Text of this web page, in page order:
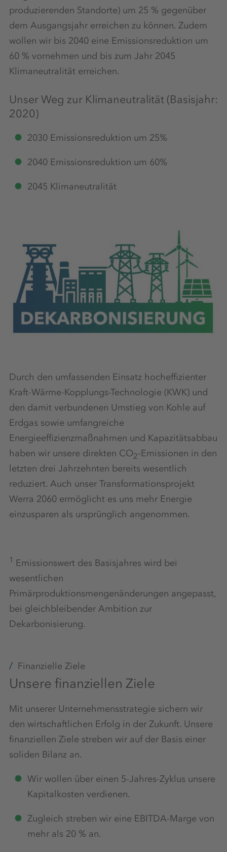
produzierenden Standorte) um 25 % gegenüber
dem Ausgangsjahr erreichen zu können. Zudem
wollen wir bis 2040 eine Emissionsreduktion um
60 % vornehmen und bis zum Jahr 2045
Klimaneutralität erreichen.
Unser Weg zur Klimaneutralität (Basisjahr:
2020)
2030 Emissionsreduktion um 25%
2040 Emissionsreduktion um 60%
2045 Klimaneutralität
Durch den umfassenden Einsatz hocheffizienter
Kraft-Wärme-Kopplungs-Technologie (KWK) und
den damit verbundenen Umstieg von Kohle auf
Erdgas sowie umfangreiche
Energieeffizienzmaßnahmen und Kapazitätsabbau
haben wir unsere direkten CO2-Emissionen in den
letzten drei Jahrzehnten bereits wesentlich
reduziert. Auch unser Transformationsprojekt
Werra 2060 ermöglicht es uns mehr Energie
einzusparen als ursprünglich angenommen.
1 Emissionswert des Basisjahres wird bei
wesentlichen
Primärproduktionsmengenänderungen angepasst,
bei gleichbleibender Ambition zur
Dekarbonisierung.
Finanzielle Ziele
Unsere finanziellen Ziele
Mit unserer Unternehmensstrategie sichern wir
den wirtschaftlichen Erfolg in der Zukunft. Unsere
finanziellen Ziele streben wir auf der Basis einer
soliden Bilanz an.
Wir wollen über einen 5-Jahres-Zyklus unsere
Kapitalkosten verdienen.
Zugleich streben wir eine EBITDA-Marge von
mehr als 20 % an.